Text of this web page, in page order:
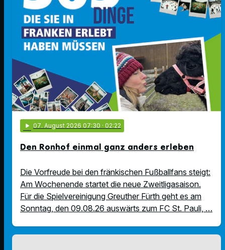
play_arrow 07. August 2026 07:30 · 02:22
Den Ronhof einmal ganz anders erleben
Die Vorfreude bei den fränkischen Fußballfans steigt:
Am Wochenende startet die neue Zweitligasaison.
Für die Spielvereinigung Greuther Fürth geht es am
Sonntag, den 09.08.26 auswärts zum FC St. Pauli, …